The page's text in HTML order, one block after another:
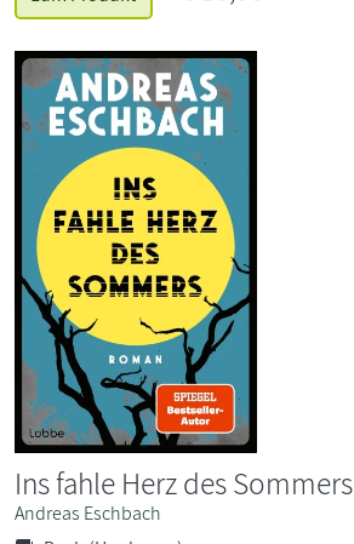
Ins fahle Herz des Sommers
Andreas Eschbach